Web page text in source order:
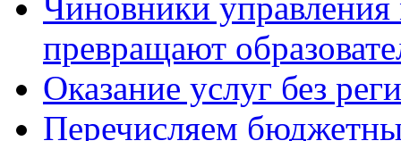
Чиновники
превращают
Оказание услуг без
Перечисляем